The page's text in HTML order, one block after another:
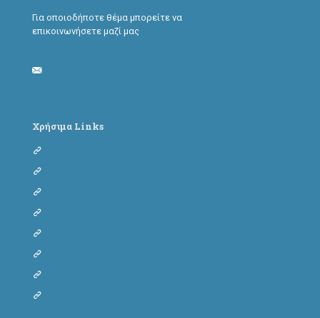
Για οποιοδήποτε θέμα μπορείτε να
επικοινωνήσετε μαζί μας
Χρήσιμα Links